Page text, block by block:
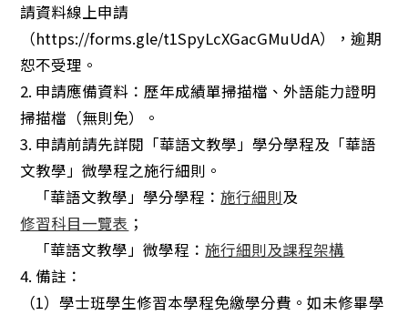
請資料線上申請
（https://forms.gle/t1SpyLcXGacGMuUdA），逾期
恕不受理。
2. 申請應備資料：歷年成績單掃描檔、外語能力證明
掃描檔（無則免）。
3. 申請前請先詳閱「華語文教學」學分學程及「華語
文教學」微學程之施行細則。
「華語文教學」學分學程：施行細則及
修習科目一覽表 ；
「華語文教學」微學程：施行細則及課程架構
4. 備註：
（1）學士班學生修習本學程免繳學分費。如未修畢學